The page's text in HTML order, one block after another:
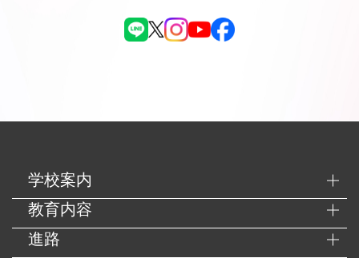
学校案内
教育内容
進路